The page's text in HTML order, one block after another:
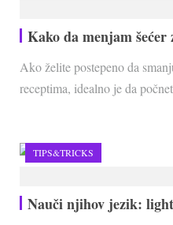
Kako da menjam
Ako želite postepeno da
receptima, idealno je da
TIPS&TRICKS
Nauči njihov jezik: